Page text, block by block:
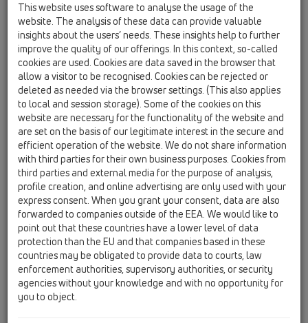
HL50F.0/100.2
HL50F.0/100.2
Двойной душевой лоток для
линейного отведения воды с
сифоном 2xDN50, с
материалом для монтажа, но
без решётки. Длина монтажа
1000мм
This website uses software to analyse the usage of the
website. The analysis of these data can provide valuable
insights about the users’ needs. These insights help to further
improve the quality of our offerings. In this context, so-called
cookies are used. Cookies are data saved in the browser that
allow a visitor to be recognised. Cookies can be rejected or
deleted as needed via the browser settings. (This also applies
to local and session storage). Some of the cookies on this
website are necessary for the functionality of the website and
are set on the basis of our legitimate interest in the secure and
efficient operation of the website. We do not share information
with third parties for their own business purposes. Cookies from
third parties and external media for the purpose of analysis,
profile creation, and online advertising are only used with your
express consent. When you grant your consent, data are also
forwarded to companies outside of the EEA. We would like to
point out that these countries have a lower level of data
protection than the EU and that companies based in these
countries may be obligated to provide data to courts, law
enforcement authorities, supervisory authorities, or security
agencies without your knowledge and with no opportunity for
you to object.